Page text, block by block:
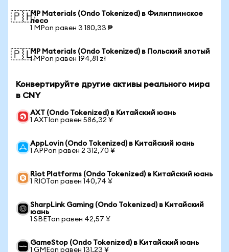
🇵🇭MP Materials (Ondo Tokenized) в Филиппинское
песо
1 MPon равен 3 180,33 ₱
🇵🇱MP Materials (Ondo Tokenized) в Польский злотый
1 MPon равен 194,81 zł
Конвертируйте другие активы реального мира
в CNY
AXT (Ondo Tokenized) в Китайский юань
1 AXTIon равен 586,32 ¥
AppLovin (Ondo Tokenized) в Китайский юань
1 APPon равен 2 312,70 ¥
Riot Platforms (Ondo Tokenized) в Китайский юань
1 RIOTon равен 140,74 ¥
SharpLink Gaming (Ondo Tokenized) в Китайский
юань
1 SBETon равен 42,57 ¥
GameStop (Ondo Tokenized) в Китайский юань
1 GMEon равен 131,23 ¥